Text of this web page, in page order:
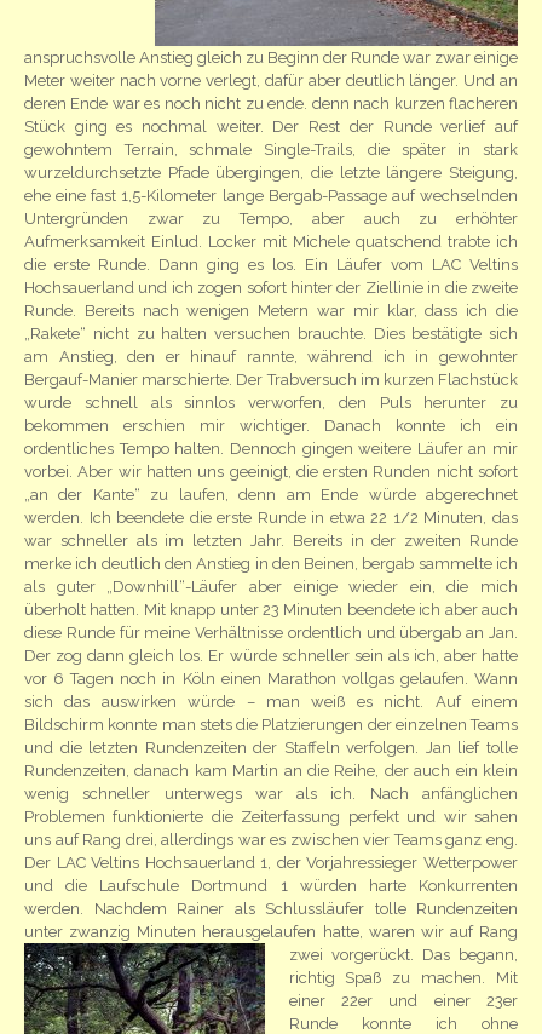
anspruchsvolle Anstieg gleich zu Beginn der Runde war zwar einige
Meter weiter nach vorne verlegt, dafür aber deutlich länger. Und an
deren Ende war es noch nicht zu ende. denn nach kurzen flacheren
Stück ging es nochmal weiter. Der Rest der Runde verlief auf
gewohntem Terrain, schmale Single-Trails, die später in stark
wurzeldurchsetzte Pfade übergingen, die letzte längere Steigung,
ehe eine fast 1,5-Kilometer lange Bergab-Passage auf wechselnden
Untergründen zwar zu Tempo, aber auch zu erhöhter
Aufmerksamkeit Einlud. Locker mit Michele quatschend trabte ich
die erste Runde. Dann ging es los. Ein Läufer vom LAC Veltins
Hochsauerland und ich zogen sofort hinter der Ziellinie in die zweite
Runde. Bereits nach wenigen Metern war mir klar, dass ich die
„Rakete“ nicht zu halten versuchen brauchte. Dies bestätigte sich
am Anstieg, den er hinauf rannte, während ich in gewohnter
Bergauf-Manier marschierte. Der Trabversuch im kurzen Flachstück
wurde schnell als sinnlos verworfen, den Puls herunter zu
bekommen erschien mir wichtiger. Danach konnte ich ein
ordentliches Tempo halten. Dennoch gingen weitere Läufer an mir
vorbei. Aber wir hatten uns geeinigt, die ersten Runden nicht sofort
„an der Kante“ zu laufen, denn am Ende würde abgerechnet
werden. Ich beendete die erste Runde in etwa 22 1/2 Minuten, das
war schneller als im letzten Jahr. Bereits in der zweiten Runde
merke ich deutlich den Anstieg in den Beinen, bergab sammelte ich
als guter „Downhill“-Läufer aber einige wieder ein, die mich
überholt hatten. Mit knapp unter 23 Minuten beendete ich aber auch
diese Runde für meine Verhältnisse ordentlich und übergab an Jan.
Der zog dann gleich los. Er würde schneller sein als ich, aber hatte
vor 6 Tagen noch in Köln einen Marathon vollgas gelaufen. Wann
sich das auswirken würde – man weiß es nicht. Auf einem
Bildschirm konnte man stets die Platzierungen der einzelnen Teams
und die letzten Rundenzeiten der Staffeln verfolgen. Jan lief tolle
Rundenzeiten, danach kam Martin an die Reihe, der auch ein klein
wenig schneller unterwegs war als ich. Nach anfänglichen
Problemen funktionierte die Zeiterfassung perfekt und wir sahen
uns auf Rang drei, allerdings war es zwischen vier Teams ganz eng.
Der LAC Veltins Hochsauerland 1, der Vorjahressieger Wetterpower
und die Laufschule Dortmund 1 würden harte Konkurrenten
werden. Nachdem Rainer als Schlussläufer tolle Rundenzeiten
unter zwanzig Minuten herausgelaufen hatte, waren wir auf Rang
zwei vorgerückt. Das begann,
richtig Spaß zu machen. Mit
einer 22er und einer 23er
Runde konnte ich ohne